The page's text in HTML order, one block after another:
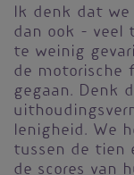
Ik denk dat we
dan ook - veel
te weinig
de motorische
gegaan. Denk
lenigheid. We
tussen de tien
de scores van